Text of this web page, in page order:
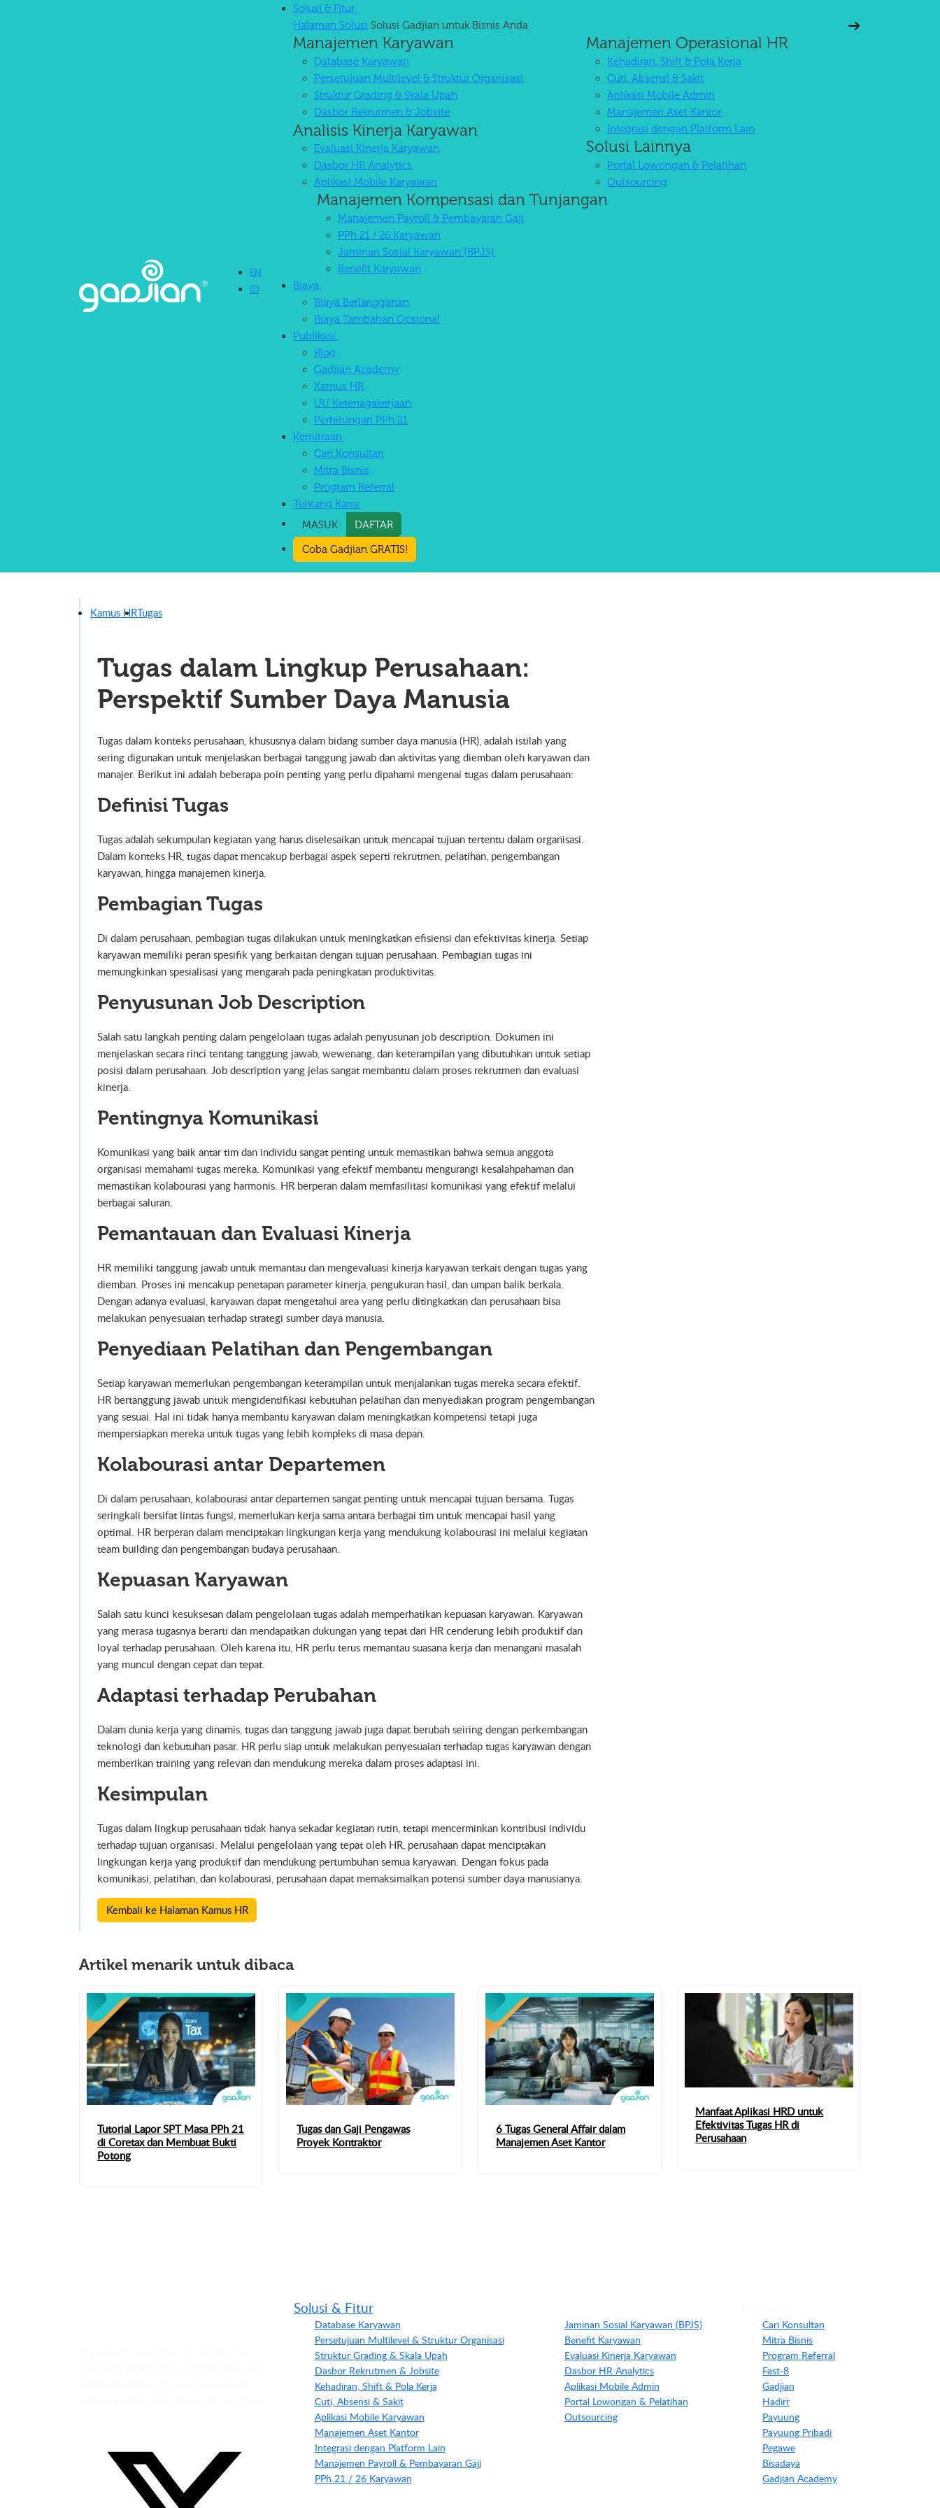
EN
ID
Solusi & Fitur
Halaman Solusi Solusi Gadjian untuk Bisnis Anda
Manajemen Karyawan
Database Karyawan
Persetujuan Multilevel & Struktur Organisasi
Struktur Grading & Skala Upah
Dasbor Rekrutmen & Jobsite
Analisis Kinerja Karyawan
Evaluasi Kinerja Karyawan
Dasbor HR Analytics
Aplikasi Mobile Karyawan
Manajemen Operasional HR
Kehadiran, Shift & Pola Kerja
Cuti, Absensi & Sakit
Aplikasi Mobile Admin
Manajemen Aset Kantor
Integrasi dengan Platform Lain
Solusi Lainnya
Portal Lowongan & Pelatihan
Outsourcing
Manajemen Kompensasi dan Tunjangan
Manajemen Payroll & Pembayaran Gaji
PPh 21 / 26 Karyawan
Jaminan Sosial Karyawan (BPJS)
Benefit Karyawan
Biaya
Biaya Berlangganan
Biaya Tambahan Opsional
Publikasi
Blog
Gadjian Academy
Kamus HR
UU Ketenagakerjaan
Perhitungan PPh 21
Kemitraan
Cari Konsultan
Mitra Bisnis
Program Referral
Tentang Kami
MASUK
DAFTAR
Coba Gadjian GRATIS!
Kamus HRTugas
Tugas dalam Lingkup Perusahaan:
Perspektif Sumber Daya Manusia
Tugas dalam konteks perusahaan, khususnya dalam bidang sumber daya manusia (HR), adalah istilah yang
sering digunakan untuk menjelaskan berbagai tanggung jawab dan aktivitas yang diemban oleh karyawan dan
manajer. Berikut ini adalah beberapa poin penting yang perlu dipahami mengenai tugas dalam perusahaan:
Definisi Tugas
Tugas adalah sekumpulan kegiatan yang harus diselesaikan untuk mencapai tujuan tertentu dalam organisasi.
Dalam konteks HR, tugas dapat mencakup berbagai aspek seperti rekrutmen, pelatihan, pengembangan
karyawan, hingga manajemen kinerja.
Pembagian Tugas
Di dalam perusahaan, pembagian tugas dilakukan untuk meningkatkan efisiensi dan efektivitas kinerja. Setiap
karyawan memiliki peran spesifik yang berkaitan dengan tujuan perusahaan. Pembagian tugas ini
memungkinkan spesialisasi yang mengarah pada peningkatan produktivitas.
Penyusunan Job Description
Salah satu langkah penting dalam pengelolaan tugas adalah penyusunan job description. Dokumen ini
menjelaskan secara rinci tentang tanggung jawab, wewenang, dan keterampilan yang dibutuhkan untuk setiap
posisi dalam perusahaan. Job description yang jelas sangat membantu dalam proses rekrutmen dan evaluasi
kinerja.
Pentingnya Komunikasi
Komunikasi yang baik antar tim dan individu sangat penting untuk memastikan bahwa semua anggota
organisasi memahami tugas mereka. Komunikasi yang efektif membantu mengurangi kesalahpahaman dan
memastikan kolabourasi yang harmonis. HR berperan dalam memfasilitasi komunikasi yang efektif melalui
berbagai saluran.
Pemantauan dan Evaluasi Kinerja
HR memiliki tanggung jawab untuk memantau dan mengevaluasi kinerja karyawan terkait dengan tugas yang
diemban. Proses ini mencakup penetapan parameter kinerja, pengukuran hasil, dan umpan balik berkala.
Dengan adanya evaluasi, karyawan dapat mengetahui area yang perlu ditingkatkan dan perusahaan bisa
melakukan penyesuaian terhadap strategi sumber daya manusia.
Penyediaan Pelatihan dan Pengembangan
Setiap karyawan memerlukan pengembangan keterampilan untuk menjalankan tugas mereka secara efektif.
HR bertanggung jawab untuk mengidentifikasi kebutuhan pelatihan dan menyediakan program pengembangan
yang sesuai. Hal ini tidak hanya membantu karyawan dalam meningkatkan kompetensi tetapi juga
mempersiapkan mereka untuk tugas yang lebih kompleks di masa depan.
Kolabourasi antar Departemen
Di dalam perusahaan, kolabourasi antar departemen sangat penting untuk mencapai tujuan bersama. Tugas
seringkali bersifat lintas fungsi, memerlukan kerja sama antara berbagai tim untuk mencapai hasil yang
optimal. HR berperan dalam menciptakan lingkungan kerja yang mendukung kolabourasi ini melalui kegiatan
team building dan pengembangan budaya perusahaan.
Kepuasan Karyawan
Salah satu kunci kesuksesan dalam pengelolaan tugas adalah memperhatikan kepuasan karyawan. Karyawan
yang merasa tugasnya berarti dan mendapatkan dukungan yang tepat dari HR cenderung lebih produktif dan
loyal terhadap perusahaan. Oleh karena itu, HR perlu terus memantau suasana kerja dan menangani masalah
yang muncul dengan cepat dan tepat.
Adaptasi terhadap Perubahan
Dalam dunia kerja yang dinamis, tugas dan tanggung jawab juga dapat berubah seiring dengan perkembangan
teknologi dan kebutuhan pasar. HR perlu siap untuk melakukan penyesuaian terhadap tugas karyawan dengan
memberikan training yang relevan dan mendukung mereka dalam proses adaptasi ini.
Kesimpulan
Tugas dalam lingkup perusahaan tidak hanya sekadar kegiatan rutin, tetapi mencerminkan kontribusi individu
terhadap tujuan organisasi. Melalui pengelolaan yang tepat oleh HR, perusahaan dapat menciptakan
lingkungan kerja yang produktif dan mendukung pertumbuhan semua karyawan. Dengan fokus pada
komunikasi, pelatihan, dan kolabourasi, perusahaan dapat memaksimalkan potensi sumber daya manusianya.
Kembali ke Halaman Kamus HR
Artikel menarik untuk dibaca
Tutorial Lapor SPT Masa PPh 21
di Coretax dan Membuat Bukti
Potong
Tugas dan Gaji Pengawas
Proyek Kontraktor
6 Tugas General Affair dalam
Manajemen Aset Kantor
Manfaat Aplikasi HRD untuk
Efektivitas Tugas HR di
Perusahaan
Solusi & Fitur
Database Karyawan
Persetujuan Multilevel & Struktur Organisasi
Struktur Grading & Skala Upah
Dasbor Rekrutmen & Jobsite
Kehadiran, Shift & Pola Kerja
Cuti, Absensi & Sakit
Aplikasi Mobile Karyawan
Manajemen Aset Kantor
Integrasi dengan Platform Lain
Manajemen Payroll & Pembayaran Gaji
PPh 21 / 26 Karyawan
Jaminan Sosial Karyawan (BPJS)
Benefit Karyawan
Evaluasi Kinerja Karyawan
Dasbor HR Analytics
Aplikasi Mobile Admin
Portal Lowongan & Pelatihan
Outsourcing
Cari Konsultan
Mitra Bisnis
Program Referral
Fast-8
Gadjian
Hadirr
Payuung
Payuung Pribadi
Pegawe
Bisadaya
Gadjian Academy